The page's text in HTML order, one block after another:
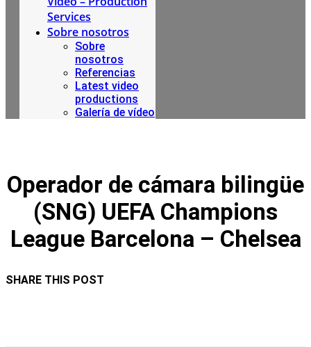
Services
Sobre nosotros
Sobre
nosotros
Referencias
Latest video
productions
Galería de vídeo
Operador de cámara bilingüe
(SNG) UEFA Champions
League Barcelona – Chelsea
SHARE THIS POST